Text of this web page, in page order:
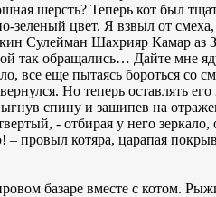
шерсть? Теперь кот был
зеленый цвет. Я взвыл от
Сулейман Шахрияр Камар
так обращались… Дайте мне
все еще пытаясь бороться со
Но теперь оставлять
спину и зашипев на
- отбирая у него
провыл котяра, царапая
базаре вместе с котом.